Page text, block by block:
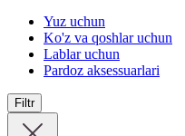
Yuz uchun
Ko'z va qoshlar uchun
Lablar uchun
Pardoz aksessuarlari
Filtr